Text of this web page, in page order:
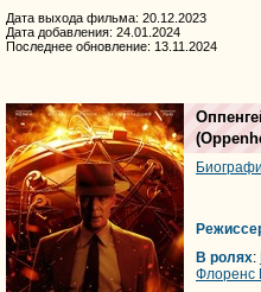
Дата выхода фильма: 20.12.2023
Дата добавления: 24.01.2024
Последнее обновление: 13.11.2024
(
В ролях:
Флоренс